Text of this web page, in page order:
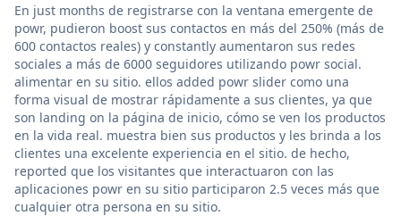
En just months de registrarse con la ventana emergente de
powr, pudieron boost sus contactos en más del 250% (más de
600 contactos reales) y constantly aumentaron sus redes
sociales a más de 6000 seguidores utilizando powr social.
alimentar en su sitio. ellos added powr slider como una
forma visual de mostrar rápidamente a sus clientes, ya que
son landing on la página de inicio, cómo se ven los productos
en la vida real. muestra bien sus productos y les brinda a los
clientes una excelente experiencia en el sitio. de hecho,
reported que los visitantes que interactuaron con las
aplicaciones powr en su sitio participaron 2.5 veces más que
cualquier otra persona en su sitio.